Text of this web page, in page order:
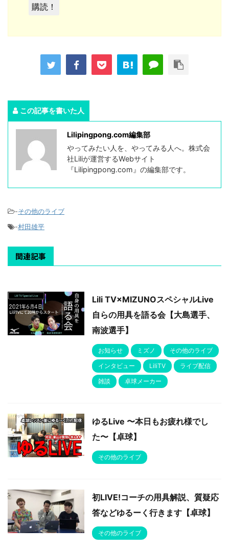
この記事を書いた人
Lilipingpong.com編集部
やってみたい人を、やってみる人へ。株式会
社Liliが運営するWebサイト
『Lilipingpong.com』の編集部です。
-その他のライブ
-村田雄平
関連記事
Lili TV×MIZUNOスペシャルLive
自らの用具を語る会【大島選手、
南波選手】
お知らせ ミズノ
その他のライブ
インタビュー
LiliTV
ライブ配信
雑談
卓球メーカー
ゆるLive 〜本日もお疲れ様でし
た〜【卓球】
その他のライブ
初LIVE!コーチの用具解説、質疑応
答などゆるーく行きます【卓球】
その他のライブ